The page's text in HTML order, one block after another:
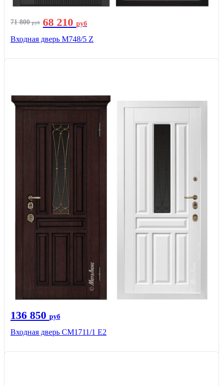
71 800руб 68 210 руб
Входная дверь М748/5 Z
136 850 руб
Входная дверь CМ1711/1 Е2